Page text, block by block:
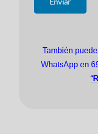
También
WhatsApp en
“